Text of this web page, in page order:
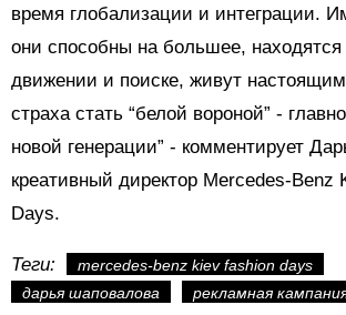
время глобализации и интеграции.
они способны на большее, находятся
движении и поиске, живут
страха стать “белой вороной” -
новой генерации” - комментирует
креативный директор Mercedes-Benz
Days.
Теги:
mercedes-benz kiev fashion days
дарья шаповалова
рекламная